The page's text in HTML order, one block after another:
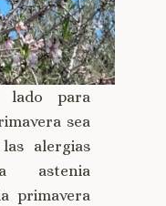
para
sea
alergias
astenia
primavera